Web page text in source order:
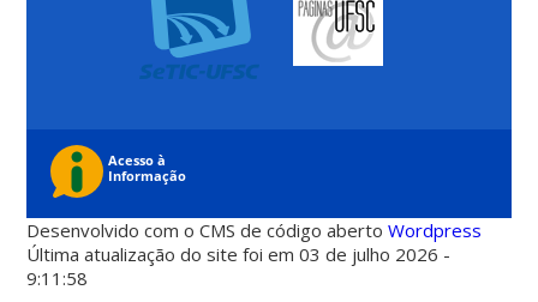
Desenvolvido com o CMS de código abertoWordpress
Última atualização do site foi em 03 de julho 2026 -
9:11:58